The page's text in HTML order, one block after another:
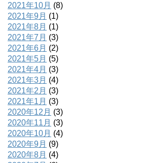
2021年10月 (8)
2021年9月 (1)
2021年8月 (1)
2021年7月 (3)
2021年6月 (2)
2021年5月 (5)
2021年4月 (3)
2021年3月 (4)
2021年2月 (3)
2021年1月 (3)
2020年12月 (3)
2020年11月 (3)
2020年10月 (4)
2020年9月 (9)
2020年8月 (4)